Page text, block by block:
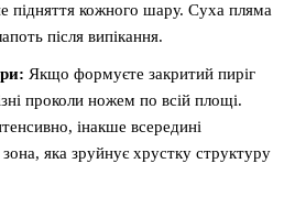
підняття кожного шару. Суха пляма
після випікання.
Якщо формуєте закритий пиріг
проколи ножем по всій площі.
інакше всередині
яка зруйнує хрустку структуру